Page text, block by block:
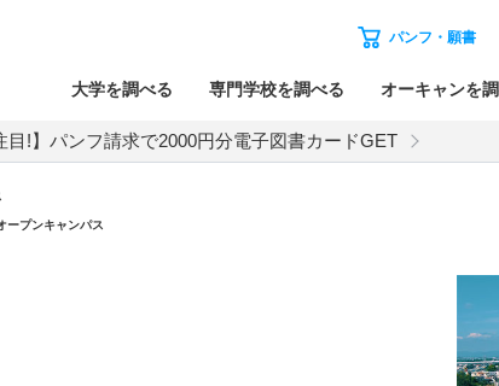
パンフ・願書
大学を調べる 専門学校を調べる オーキャンを
目!】パンフ請求で2000円分電子図書カードGET
ープンキャンパス